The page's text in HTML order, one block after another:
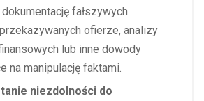
fałszywych
ofierze, analizy
lub inne dowody
na manipulację faktami.
niezdolności do